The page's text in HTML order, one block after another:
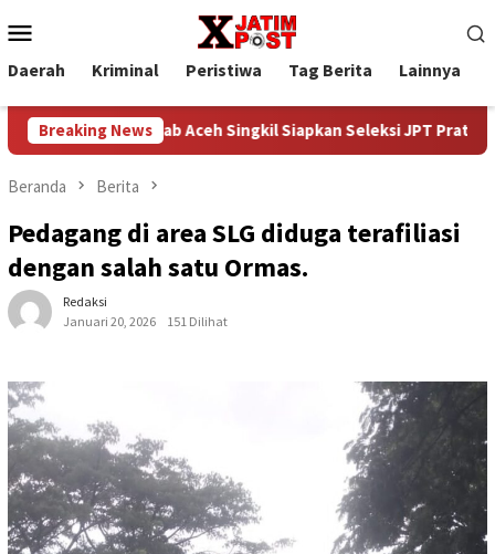
ke
kontenMobile
Daerah Kriminal Peristiwa Tag Berita Lainnya
Breaking News
Pemkab Aceh Singkil Siapkan Seleksi JPT Pratama,
Beranda Berita
Pedagang di area SLG diduga terafiliasi
dengan salah satu Ormas.
Redaksi
Januari 20, 2026
151 Dilihat